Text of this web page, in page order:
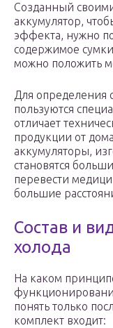
Созданный
аккумулятор,
эффекта, нужно
содержимое
можно положить
Для определения
пользуются
отличает
продукции от
аккумуляторы,
становятся
перевести
большие
Состав и
холода
На каком
понять только
комплект входит: